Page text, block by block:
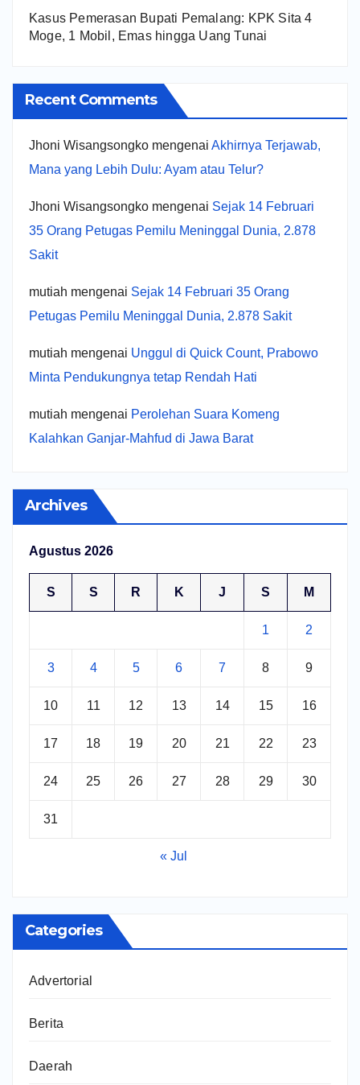
Kasus Pemerasan Bupati Pemalang: KPK Sita 4
Moge, 1 Mobil, Emas hingga Uang Tunai
Recent Comments
Jhoni Wisangsongko mengenai Akhirnya Terjawab,
Mana yang Lebih Dulu: Ayam atau Telur?
Jhoni Wisangsongko mengenai Sejak 14 Februari
35 Orang Petugas Pemilu Meninggal Dunia, 2.878
Sakit
mutiah mengenai Sejak 14 Februari 35 Orang
Petugas Pemilu Meninggal Dunia, 2.878 Sakit
mutiah mengenai Unggul di Quick Count, Prabowo
Minta Pendukungnya tetap Rendah Hati
mutiah mengenai Perolehan Suara Komeng
Kalahkan Ganjar-Mahfud di Jawa Barat
Archives
Agustus 2026
S S R K J S M
1 2
3 4 5 6 7 8 9
10 11 12 13 14 15 16
17 18 19 20 21 22 23
24 25 26 27 28 29 30
31
« Jul
Categories
Advertorial
Berita
Daerah